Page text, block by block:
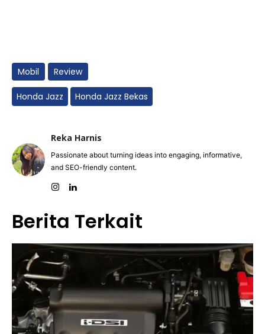
Mobil Review
Honda Jazz Honda Jazz Bekas
Reka Harnis
Passionate about turning ideas into engaging, informative,
and SEO-friendly content.
Berita Terkait